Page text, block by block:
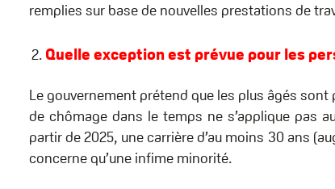
remplies sur base de nouvelles prestations de
Quelle exception est prévue pour les
Le gouvernement prétend que les plus âgés sont
de chômage dans le temps ne s’applique pas
partir de 2025, une carrière d’au moins 30 ans
concerne qu’une infime minorité.